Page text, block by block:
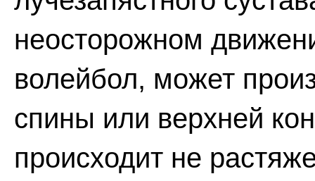
неосторожном
волейбол, может
спины или верхней
происходит не